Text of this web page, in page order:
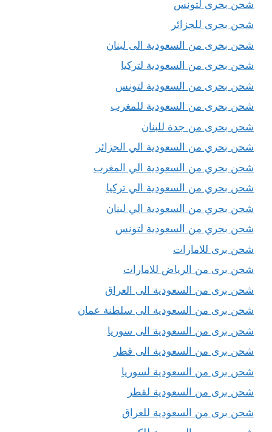
شحن بحرى لتونس
شحن بحرى للجزائر
شحن بحرى من السعودية الى لبنان
شحن بحرى من السعودية لتركيا
شحن بحرى من السعودية لتونس
شحن بحرى من السعودية للمغرب
شحن بحرى من جدة للبنان
شحن بحري من السعودية الي الجزائر
شحن بحري من السعودية الي المغرب
شحن بحري من السعودية الي تركيا
شحن بحري من السعودية الي لبنان
شحن بحري من السعودية لتونس
شحن برى للامارات
شحن برى من الرياض للامارات
شحن برى من السعودية الى العراق
شحن برى من السعودية الى سلطنة عمان
شحن برى من السعودية الى سوريا
شحن برى من السعودية الى قطر
شحن برى من السعودية لسوريا
شحن برى من السعودية لقطر
شحن برى من السعودية للعراق